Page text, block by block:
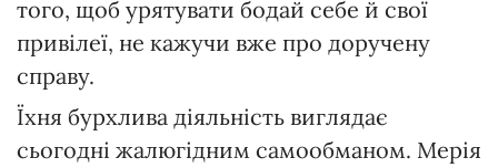
того, щоб урятувати бодай себе й свої
привілеї, не кажучи вже про доручену
справу.
Їхня бурхлива діяльність виглядає
сьогодні жалюгідним самообманом. Мерія